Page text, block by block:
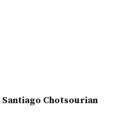
Santiago Chotsourian